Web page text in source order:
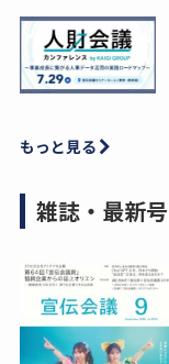
もっと見る
雑誌・最新号